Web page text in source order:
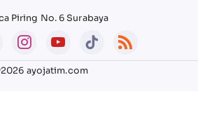
Piring No. 6 Surabaya
ayojatim.com